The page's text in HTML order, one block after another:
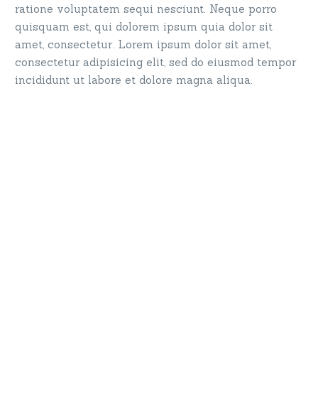
ratione voluptatem sequi nesciunt. Neque porro
quisquam est, qui dolorem ipsum quia dolor sit
amet, consectetur. Lorem ipsum dolor sit amet,
consectetur adipisicing elit, sed do eiusmod tempor
incididunt ut labore et dolore magna aliqua.